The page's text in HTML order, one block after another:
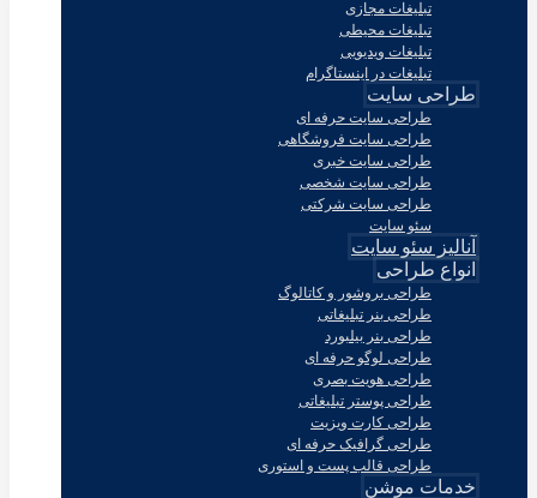
تبلیغات مجازی
تبلیغات محیطی
تبلیغات ویدیویی
تبلیغات در اینستاگرام
طراحی سایت
طراحی سایت حرفه ای
طراحی سایت فروشگاهی
طراحی سایت خبری
طراحی سایت شخصی
طراحی سایت شرکتی
سئو سایت
آنالیز سئو سایت
انواع طراحی
طراحی بروشور و کاتالوگ
طراحی بنر تبلیغاتی
طراحی بنر بیلبورد
طراحی لوگو حرفه ای
طراحی هویت بصری
طراحی پوستر تبلیغاتی
طراحی کارت ویزیت
طراحی گرافیک حرفه ای
طراحی قالب پست و استوری
خدمات موشن